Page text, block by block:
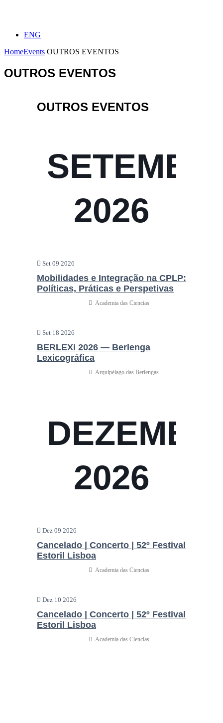
ENG
HomeEvents OUTROS EVENTOS
OUTROS EVENTOS
OUTROS EVENTOS
2026
Set 09 2026
Mobilidades e Integração na CPLP:
Políticas, Práticas e Perspetivas
Academia das Ciencias
Set 18 2026
BERLEXi 2026 — Berlenga
Lexicográfica
Arquipélago das Berlengas
2026
Dez 09 2026
Cancelado | Concerto | 52º Festival
Estoril Lisboa
Academia das Ciencias
Dez 10 2026
Cancelado | Concerto | 52º Festival
Estoril Lisboa
Academia das Ciencias